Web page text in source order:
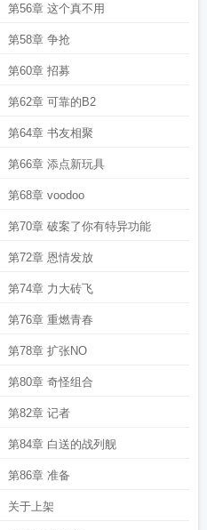
第56章 这个真不用
第58章 争抢
第60章 招募
第62章 可靠的B2
第64章 书友相聚
第66章 添点新玩具
第68章 voodoo
第70章 破案了你有特异功能
第72章 恩情发放
第74章 力大砖飞
第76章 重燃青春
第78章 扩张NO
第80章 奇怪组合
第82章 记者
第84章 白送的战列舰
第86章 准备
关于上架